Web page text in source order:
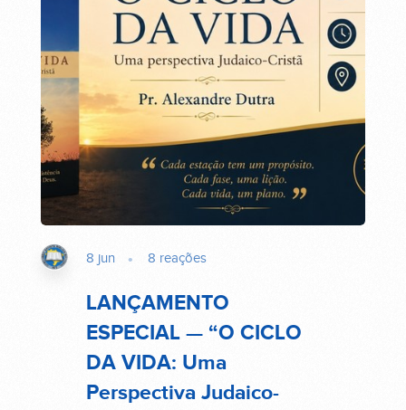
8 jun 8 reações
LANÇAMENTO
ESPECIAL — “O CICLO
DA VIDA: Uma
Perspectiva Judaico-